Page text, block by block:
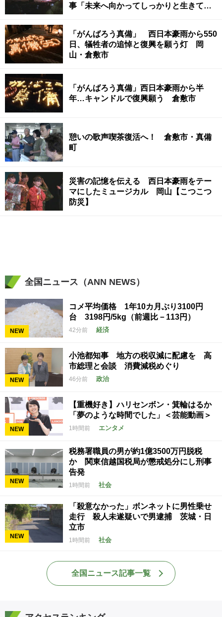
事「未来へ向かってしっかりと生きて」
「がんばろう真備」 西日本豪雨から550
日、犠牲者の追悼と復興を願う灯 岡
山・倉敷市
「がんばろう真備」西日本豪雨から半
年…キャンドルで復興願う 倉敷市
憩いの歌声喫茶復活へ！ 倉敷市・真備
町
災害の記憶を伝える 西日本豪雨をテー
マにしたミュージカル 岡山【こつこつ
防災】
全国ニュース（ANN NEWS）
NEW
コメ平均価格 1年10カ月ぶり3100円
台 3198円/5kg（前週比－113円）
42分前 経済
NEW
小池都知事 地方の税収減に配慮を 高
市総理と会談 消費減税めぐり
46分前 政治
NEW
【重機好き】ハリセンボン・箕輪はるか
「夢のような時間でした」＜芸能動画＞
1時間前 エンタメ
NEW
税務署職員の男が約1億3500万円脱税
か 関東信越国税局が懲戒処分にし刑事
告発
1時間前 社会
NEW
「殺意なかった」ボンネットに男性乗せ
走行 殺人未遂疑いで男逮捕 茨城・日
立市
1時間前 社会
全国ニュース記事一覧